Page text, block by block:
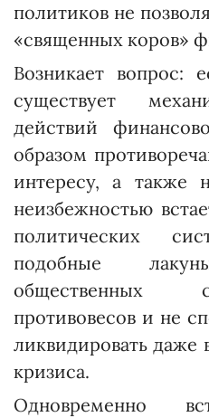
политиков не
«священных коров»
Возникает вопрос:
существует
действий
образом
интересу, а также
неизбежностью
политических
подобные
общественных
противовесов и не
ликвидировать даже
кризиса.
Одновременно